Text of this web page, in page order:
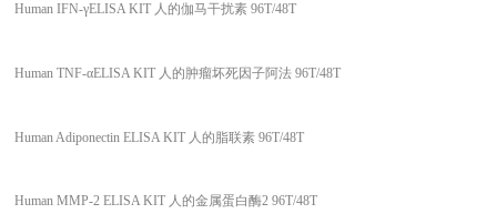
Human IFN-γELISA KIT 人的伽马干扰素 96T/48T
Human TNF-αELISA KIT 人的肿瘤坏死因子阿法 96T/48T
Human Adiponectin ELISA KIT 人的脂联素 96T/48T
Human MMP-2 ELISA KIT 人的金属蛋白酶2 96T/48T